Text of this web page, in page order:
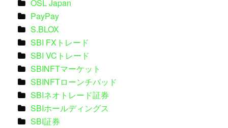
OSL Japan
PayPay
S.BLOX
SBI FXトレード
SBI VCトレード
SBINFTマーケット
SBINFTローンチパッド
SBIネオトレード証券
SBIホールディングス
SBI証券